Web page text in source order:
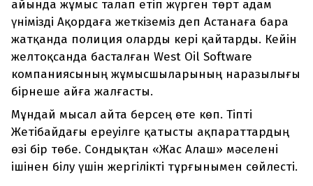
айында жұмыс талап етіп жүрген төрт адам
үнімізді Ақордаға жеткіземіз деп Астанаға бара
жатқанда полиция оларды кері қайтарды. Кейін
желтоқсанда басталған West Oil Software
компаниясының жұмысшыларының наразылығы
бірнеше айға жалғасты.
Мұндай мысал айта берсең өте көп. Тіпті
Жетібайдағы ереуілге қатысты ақпараттардың
өзі бір төбе. Сондықтан «Жас Алаш» мәселені
ішінен білу үшін жергілікті тұрғынымен сөйлесті.